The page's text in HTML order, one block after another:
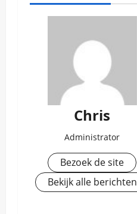
Chris
Administrator
Bezoek de site
Bekijk alle berichten